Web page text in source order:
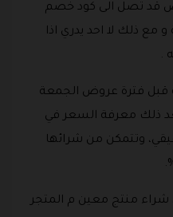
قد تصل الى كود خصم
و مع ذلك لا احد يدري اذا
.
فترة عروض الجمعة
ذلك معرفة السعر في
وتتمكن من شرائها
شراء منتج معين م المتجر